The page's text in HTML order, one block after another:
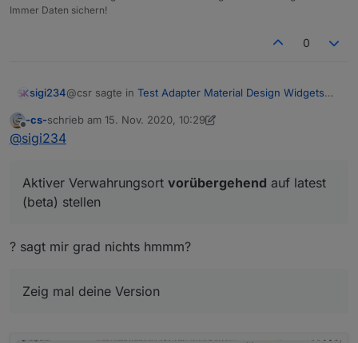
Immer Daten sichern!
0
sigi234@csr sagte in Test Adapter Material Design Widgets
geht ja nicht,
( Adapter "vis-materialdesign" is not in the
repository )
Aktiver Verwahrungsort vorübergehend
(beta) stellen
Offline
-cs-schrieb am 15. Nov. 2020, 10:29
zuletzt editiert von -cs-
@sigi234
Aktiver Verwahrungsort vorübergehend auf latest
(beta) stellen
? sagt mir grad nichts hmmm?
Zeig mal deine Version